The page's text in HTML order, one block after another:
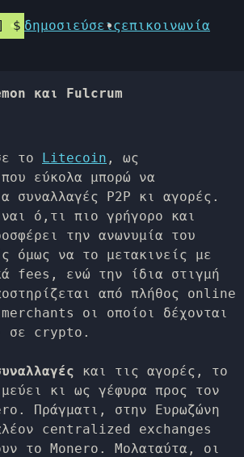
δημοσιεύσειςεπικοινωνία
και Fulcrum
το Litecoin , ως
εύκολα μπορώ να
συναλλαγές P2P κι αγορές.
ό,τι πιο γρήγορο και
την ανωνυμία του
όμως να το μετακινείς με
fees, ενώ την ίδια στιγμή
από πλήθος online
οι οποίοι δέχονται
σε crypto.
και τις αγορές, το
κι ως γέφυρα προς τον
Πράγματι, στην Ευρωζώνη
centralized exchanges
το Monero. Μολαταύτα, οι